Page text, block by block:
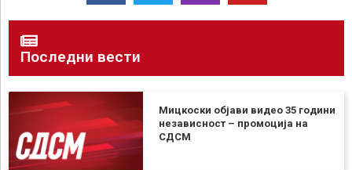
Последни вести
Мицкоски објави видео 35 години
независност – промоција на
СДСМ